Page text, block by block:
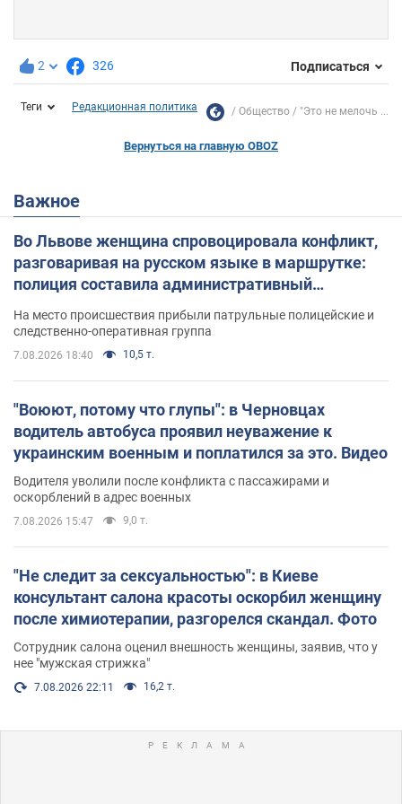
2 326 Подписаться
Теги Редакционная политика Общество "Это не мелочь ...
Вернуться на главную OBOZ
Важное
Во Львове женщина спровоцировала конфликт,
разговаривая на русском языке в маршрутке:
полиция составила административный
На место происшествия прибыли патрульные полицейские и
следственно-оперативная группа
7.08.2026 18:40 10,5 т.
"Воюют, потому что глупы": в Черновцах
водитель автобуса проявил неуважение к
украинским военным и поплатился за это. Видео
Водителя уволили после конфликта с пассажирами и
оскорблений в адрес военных
7.08.2026 15:47 9,0 т.
"Не следит за сексуальностью": в Киеве
консультант салона красоты оскорбил женщину
после химиотерапии, разгорелся скандал. Фото
Сотрудник салона оценил внешность женщины, заявив, что у
нее "мужская стрижка"
7.08.2026 22:11 16,2 т.